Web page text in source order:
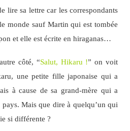
lire sa lettre car les correspondants
monde sauf Martin qui est tombée
et elle est écrite en hiraganas…
côté, “Salut, Hikaru !” on voit
une petite fille japonaise qui a
à cause de sa grand-mère qui a
Mais que dire à quelqu’un qui
si différente ?